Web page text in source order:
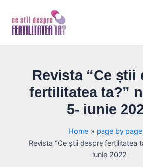
content
Revista “Ce știi
fertilitatea ta?”
5- iunie
Home
page by page
Revista “Ce știi despre fertilitatea
iunie 2022